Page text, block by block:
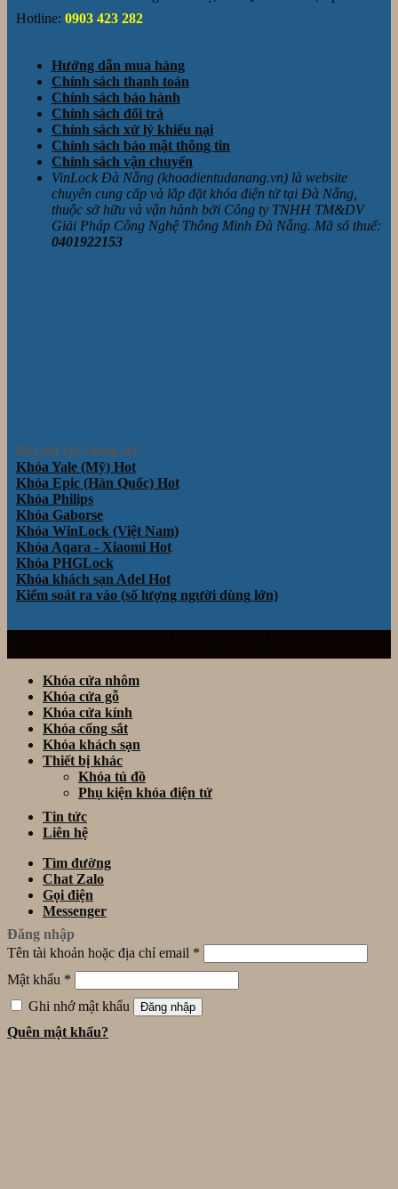
Hotline: 0903 423 282
Hướng dẫn mua hàng
Chính sách thanh toán
Chính sách bảo hành
Chính sách đổi trả
Chính sách xử lý khiếu nại
Chính sách bảo mật thông tin
Chính sách vận chuyển
VinLock Đà Nẵng (khoadientudanang.vn) là website
chuyên cung cấp và lắp đặt khóa điện tử tại Đà Nẵng,
thuộc sở hữu và vận hành bởi Công ty TNHH TM&DV
Giải Pháp Công Nghệ Thông Minh Đà Nẵng. Mã số thuế:
0401922153
Kết nối với chúng tôi
Khóa Yale (Mỹ)
Khóa Epic (Hàn Quốc)
Khóa Philips
Khóa Gaborse
Khóa WinLock (Việt Nam)
Khóa Aqara - Xiaomi
Khóa PHGLock
Khóa khách sạn Adel
Kiểm soát ra vào (số lượng người dùng lớn)
Khóa cửa nhôm
Khóa cửa gỗ
Khóa cửa kính
Khóa cổng sắt
Khóa khách sạn
Thiết bị khác
Khóa tủ đồ
Phụ kiện khóa điện tử
Tin tức
Liên hệ
Tìm đường
Chat Zalo
Gọi điện
Messenger
Đăng nhập
Tên tài khoản hoặc địa chỉ email *
Mật khẩu *
Ghi nhớ mật khẩu
Đăng nhập
Quên mật khẩu?